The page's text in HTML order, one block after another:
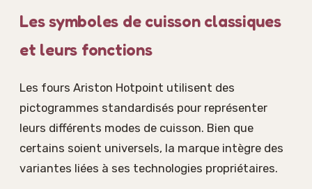
Les symboles de cuisson classiques
et leurs fonctions
Les fours Ariston Hotpoint utilisent des
pictogrammes standardisés pour représenter
leurs différents modes de cuisson. Bien que
certains soient universels, la marque intègre des
variantes liées à ses technologies propriétaires.